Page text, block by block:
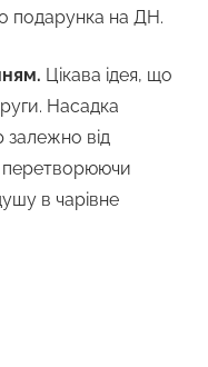
подарунка на ДН.
Цікава ідея, що
Насадка
залежно від
в чарівне